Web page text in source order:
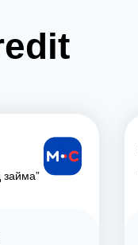
займа”